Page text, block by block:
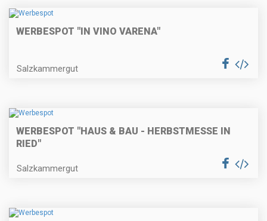
WERBESPOT "IN VINO VARENA"
Salzkammergut
WERBESPOT "HAUS & BAU - HERBSTMESSE IN
RIED"
Salzkammergut